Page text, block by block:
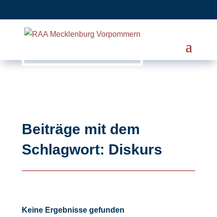
Beiträge mit dem
Schlagwort: Diskurs
Keine Ergebnisse gefunden